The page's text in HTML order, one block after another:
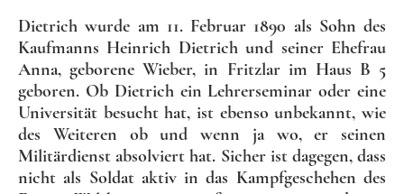
Dietrich wurde am 11. Februar 1890 als Sohn des
Kaufmanns Heinrich Dietrich und seiner Ehefrau
Anna, geborene Wieber, in Fritzlar im Haus B 5
geboren. Ob Dietrich ein Lehrerseminar oder eine
Universität besucht hat, ist ebenso unbekannt, wie
des Weiteren ob und wenn ja wo, er seinen
Militärdienst absolviert hat. Sicher ist dagegen, dass
nicht als Soldat aktiv in das Kampfgeschehen des